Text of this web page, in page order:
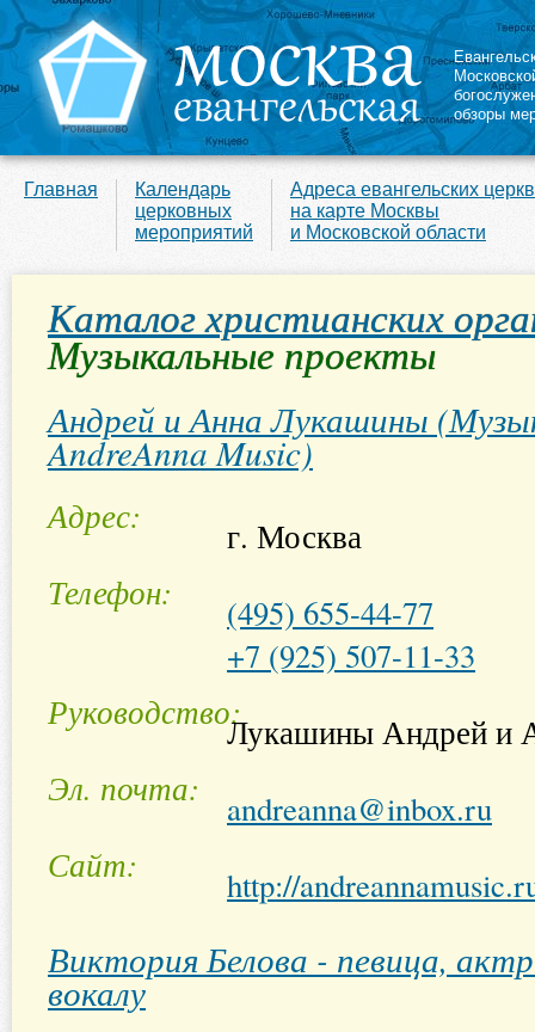
обзоры
Главная
Календарь
церковных
мероприятий
Адреса евангельских
на карте Москвы
и Московской области
Каталог христианских
Музыкальные проекты
Андрей и Анна Лукашины
AndreAnna Music)
Адрес
г. Москва
Телефон
(495) 655-44-77
+7 (925) 507-11-33
РуководствоЛукашины Андрей и
Эл. почта
andreanna@inbox.ru
Сайт
http://
Виктория Белова - певица,
вокалу